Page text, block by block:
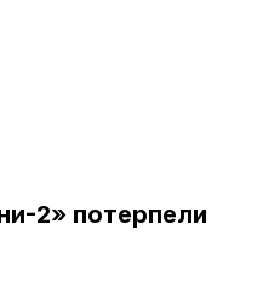
2» потерпели